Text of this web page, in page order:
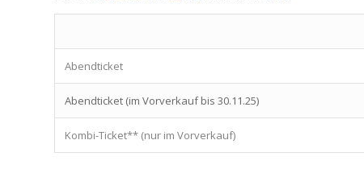
Abendticket
Abendticket (im Vorverkauf bis 30.11.25)
Kombi-Ticket** (nur im Vorverkauf)